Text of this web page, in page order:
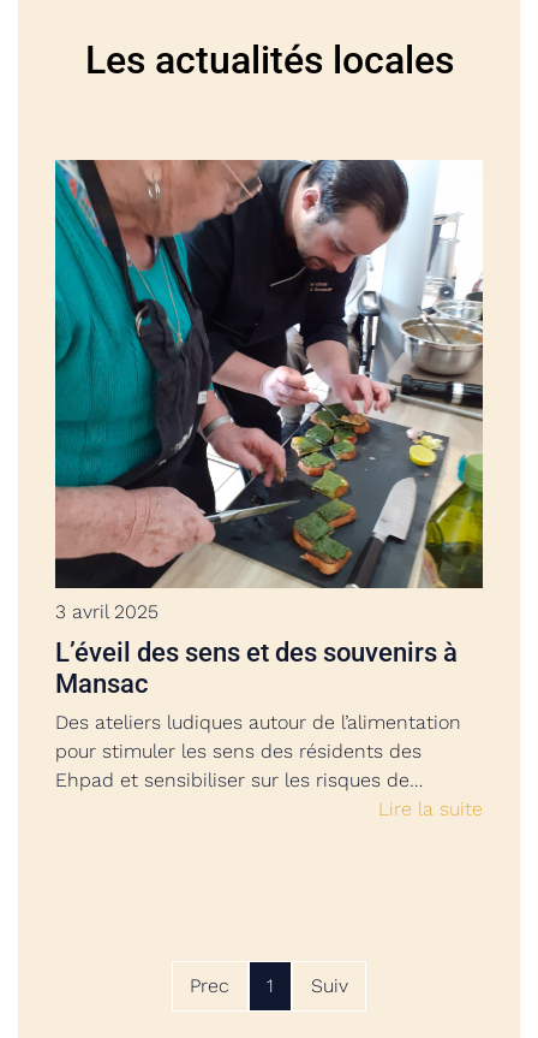
Les actualités locales
3 avril 2025
L’éveil des sens et des souvenirs à
Mansac
Des ateliers ludiques autour de l’alimentation
pour stimuler les sens des résidents des
Ehpad et sensibiliser sur les risques de…
Lire la suite
Prec 1 Suiv